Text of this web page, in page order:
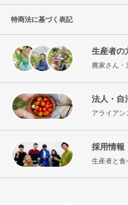
特商法に基づく表記
生産者の
農家さん・
法人・自
アライアン
採用情報
生産者と食